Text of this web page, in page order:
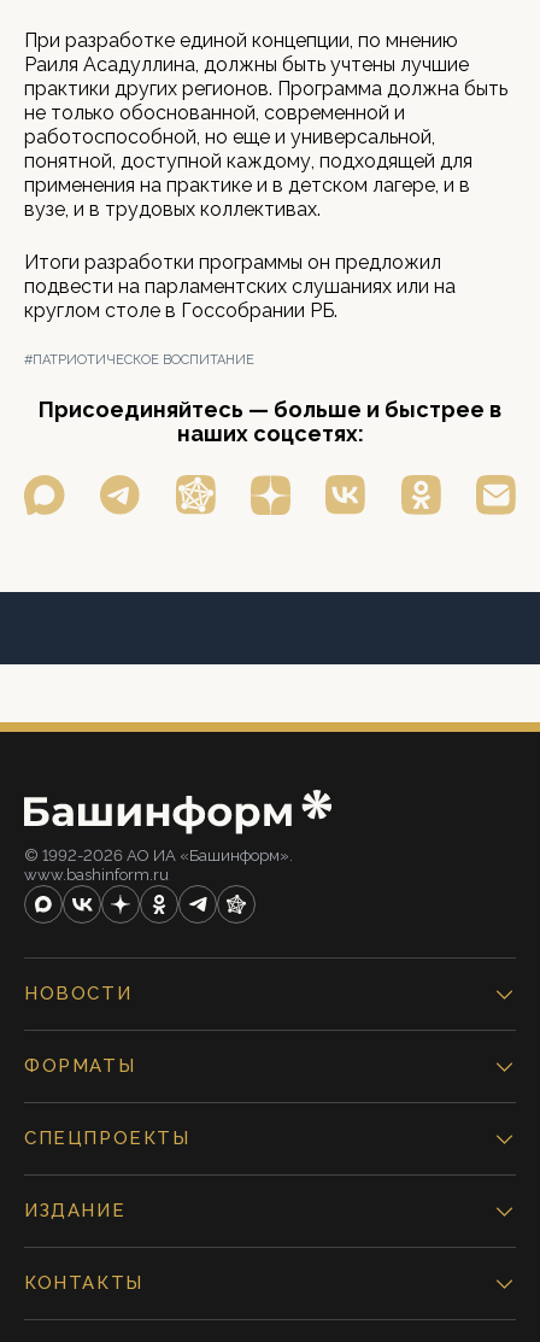
При разработке единой концепции, по мнению
Раиля Асадуллина, должны быть учтены лучшие
практики других регионов. Программа должна быть
не только обоснованной, современной и
работоспособной, но еще и универсальной,
понятной, доступной каждому, подходящей для
применения на практике и в детском лагере, и в
вузе, и в трудовых коллективах.
Итоги разработки программы он предложил
подвести на парламентских слушаниях или на
круглом столе в Госсобрании РБ.
#ПАТРИОТИЧЕСКОЕ ВОСПИТАНИЕ
Присоединяйтесь — больше и быстрее в
наших соцсетях:
© 1992-2026 АО ИА «Башинформ».
www.bashinform.ru
НОВОСТИ
ФОРМАТЫ
СПЕЦПРОЕКТЫ
ИЗДАНИЕ
КОНТАКТЫ